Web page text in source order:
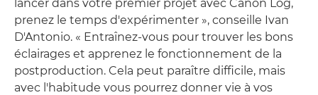
lancer dans votre premier projet avec Canon Log,
prenez le temps d'expérimenter », conseille Ivan
D'Antonio. « Entraînez-vous pour trouver les bons
éclairages et apprenez le fonctionnement de la
postproduction. Cela peut paraître difficile, mais
avec l'habitude vous pourrez donner vie à vos